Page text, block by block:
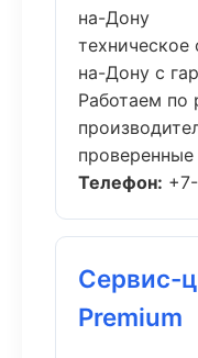
на-Дону
на-Дону с
Работаем по
Телефон:
Сервис-
Premium